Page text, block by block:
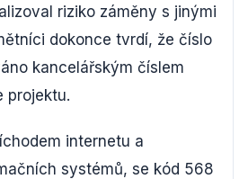
riziko záměny s jinými
dokonce tvrdí, že číslo
kancelářským číslem
projektu.
internetu a
systémů, se kód 568